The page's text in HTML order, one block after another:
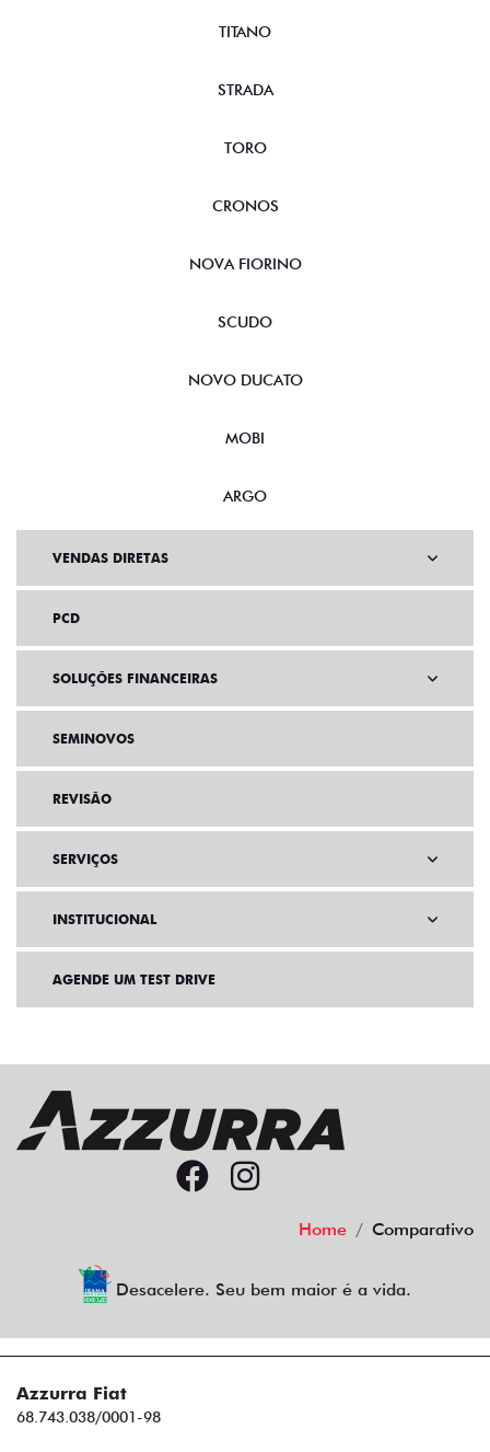
TITANO
STRADA
TORO
CRONOS
NOVA FIORINO
SCUDO
NOVO DUCATO
MOBI
ARGO
VENDAS DIRETAS
PCD
SOLUÇÕES FINANCEIRAS
SEMINOVOS
REVISÃO
SERVIÇOS
INSTITUCIONAL
AGENDE UM TEST DRIVE
Home Comparativo
Desacelere. Seu bem maior é a vida.
Azzurra Fiat
68.743.038/0001-98